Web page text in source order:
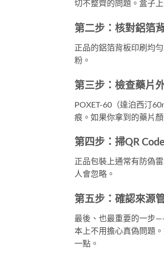
切不整齊的問題。盒子
第二步：核對鋁箔
正品的鋁箔背板印刷均
粉。
第三步：檢查藥片
POXET-60（達泊西汀
痕。如果你拿到的藥片
第四步：掃QR
正品包裝上通常有防偽
人會忽略。
第五步：確認來源
最後、也最重要的一步
本上不用擔心真偽問題
一點。